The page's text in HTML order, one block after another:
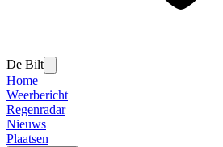
De Bilt
Home
Weerbericht
Regenradar
Nieuws
Plaatsen